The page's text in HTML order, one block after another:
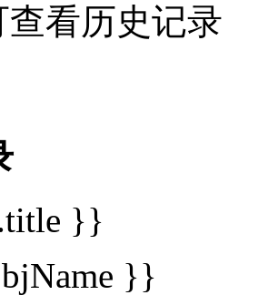
看历史记录
}}
}}